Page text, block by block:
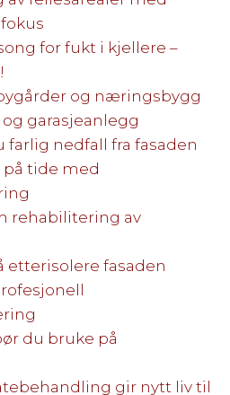
for fukt i kjellere –
og næringsbygg
garasjeanlegg
farlig nedfall fra fasaden
på tide med
rehabilitering av
etterisolere fasaden
du bruke på
gir nytt liv til